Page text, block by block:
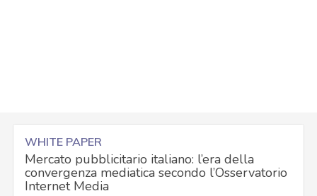
WHITE PAPER
Mercato pubblicitario italiano: l’era della
convergenza mediatica secondo l’Osservatorio
Internet Media